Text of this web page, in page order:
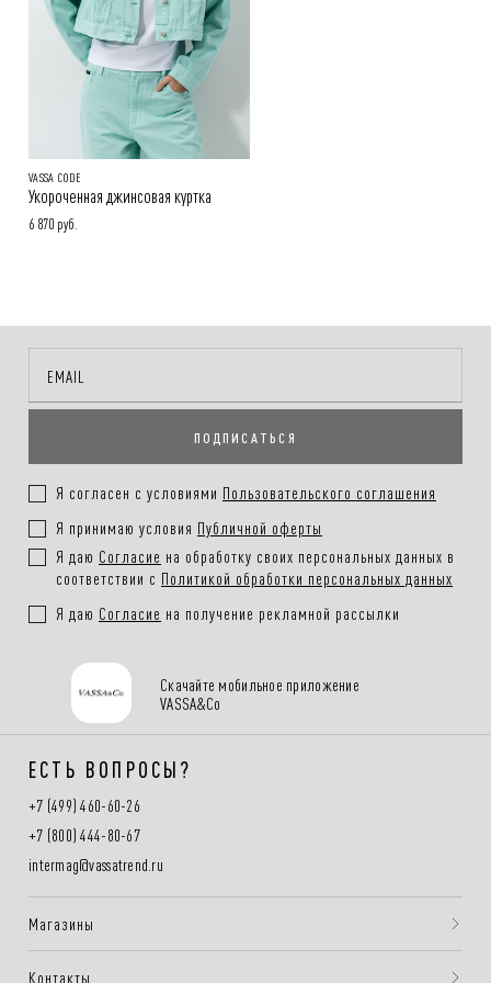
VASSA CODE
Укороченная джинсовая куртка
6 870 руб.
ПОДПИСАТЬСЯ
Я согласен с условиями Пользовательского соглашения
Я принимаю условия Публичной оферты
Я даю Согласие на обработку своих персональных данных в
соответствии с Политикой обработки персональных данных
Я даю Согласие на получение рекламной рассылки
Скачайте мобильное приложение
VASSA&Co
ЕСТЬ ВОПРОСЫ?
+7 (499) 460-60-26
+7 (800) 444-80-67
intermag@vassatrend.ru
Магазины
Контакты